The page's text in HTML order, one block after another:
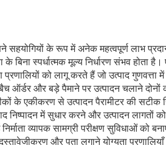
सहयोगियों के रूप में अनेक महत्वपूर्ण लाभ
के बिना स्पर्धात्मक मूल्य निर्धारण संभव
प्रणालियों को लागू करते हैं जो उत्पाद
ऑर्डर और बड़े पैमाने पर उत्पादन चलाने
के एकीकरण से उत्पादन पैरामीटर की
निष्पादन में सुधार करने और उत्पादन
व्यापक सामग्री परीक्षण सुविधाओं को
और पता लगाने योग्यता